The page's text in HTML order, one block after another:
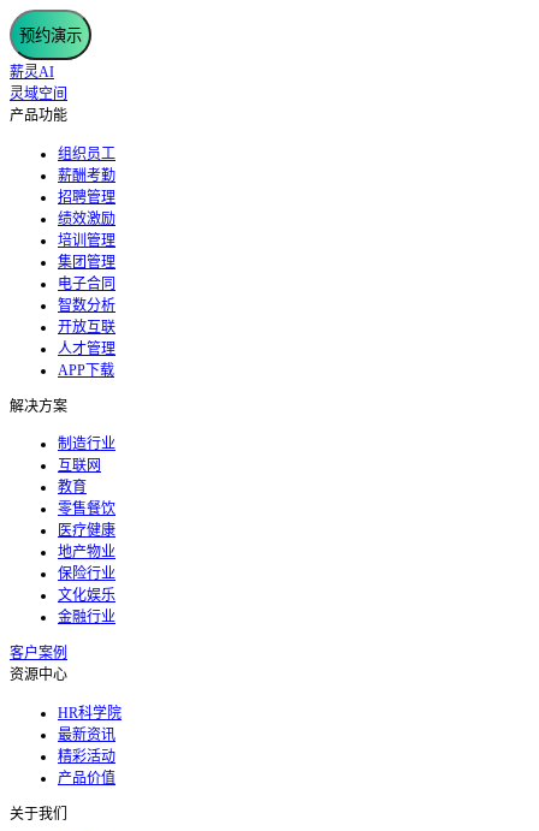
预约演示
薪灵AI
灵域空间
产品功能
组织员工
薪酬考勤
招聘管理
绩效激励
培训管理
集团管理
电子合同
智数分析
开放互联
人才管理
APP下载
解决方案
制造行业
互联网
教育
零售餐饮
医疗健康
地产物业
保险行业
文化娱乐
金融行业
客户案例
资源中心
HR科学院
最新资讯
精彩活动
产品价值
关于我们